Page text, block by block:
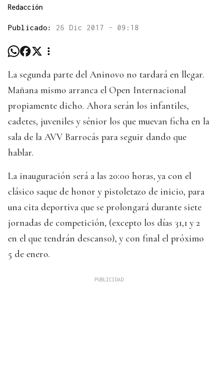
Redacción
Publicado: 26 Dic 2017 - 09:18
La segunda parte del Aninovo no tardará en llegar.
Mañana mismo arranca el Open Internacional
propiamente dicho. Ahora serán los infantiles,
cadetes, juveniles y sénior los que muevan ficha en la
sala de la AVV Barrocás para seguir dando que
hablar.
La inauguración será a las 20:00 horas, ya con el
clásico saque de honor y pistoletazo de inicio, para
una cita deportiva que se prolongará durante siete
jornadas de competición, (excepto los días 31,1 y 2
en el que tendrán descanso), y con final el próximo
5 de enero.